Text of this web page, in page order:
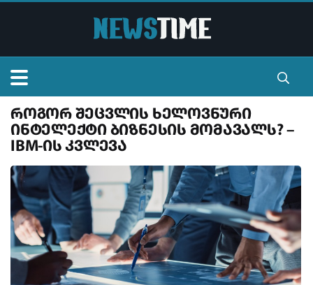
მთავარი
სიალხეები
ვიდეო
ტელევიზია
ვალუტა
როგორ შეცვლის ხელოვნური
ინტელექტი ბიზნესის მომავალს? –
IBM-ის კვლევა